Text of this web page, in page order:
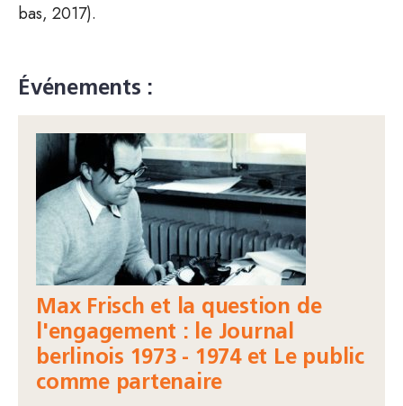
bas, 2017).
Événements :
Max Frisch et la question de
l'engagement : le Journal
berlinois 1973 - 1974 et Le public
comme partenaire